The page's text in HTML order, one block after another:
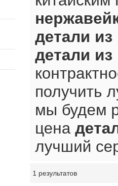
детали
детали
получить
мы будем
цена
лучший
1 результатов